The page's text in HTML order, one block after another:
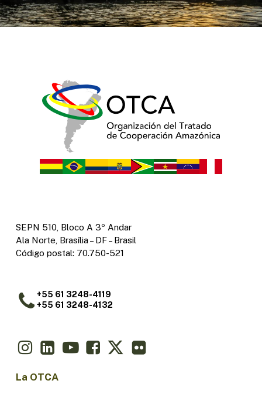
SEPN 510, Bloco A 3º Andar
Ala Norte, Brasília – DF – Brasil
Código postal: 70.750-521
+55 61 3248-4119
+55 61 3248-4132
La OTCA